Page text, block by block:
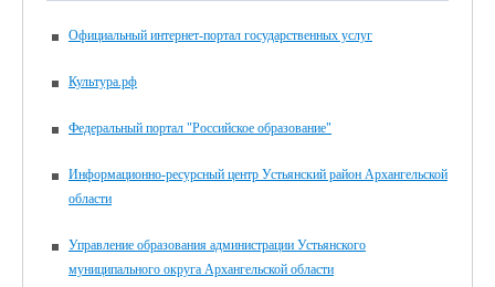
Официальный интернет-портал государственных услуг
Культура.рф
Федеральный портал "Российское образование"
Информационно-ресурсный центр Устьянский район Архангельской
области
Управление образования администрации Устьянского
муниципального округа Архангельской области